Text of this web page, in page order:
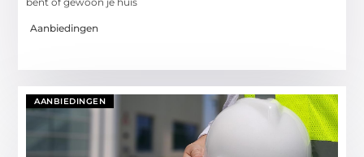
Aanbiedingen
AANBIEDINGEN